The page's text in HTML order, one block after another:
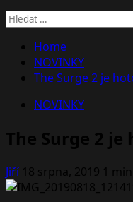
Vyhledávání
Home
NOVINKY
The Surge 2 je
NOVINKY
The Surge 2
Jiří 18 srpna, 2019 1